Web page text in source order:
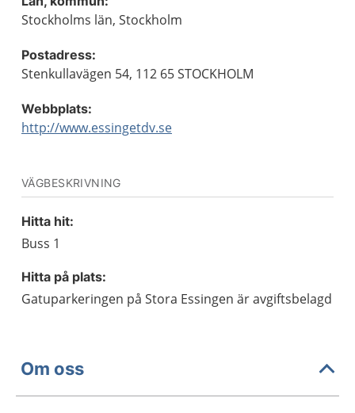
Stockholms län, Stockholm
Postadress:
Stenkullavägen 54, 112 65 STOCKHOLM
Webbplats:
http://www.essingetdv.se
VÄGBESKRIVNING
Hitta hit:
Buss 1
Hitta på plats:
Gatuparkeringen på Stora Essingen är avgiftsbelagd
Om oss